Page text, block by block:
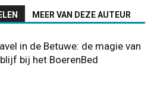
MEER VAN DEZE AUTEUR
in de Betuwe: de magie van
bij het BoerenBed